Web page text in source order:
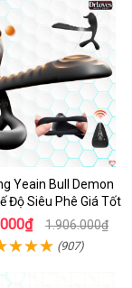
Yeain Bull Demon
Độ Siêu Phê Giá Tốt
1.906.000₫
(907)